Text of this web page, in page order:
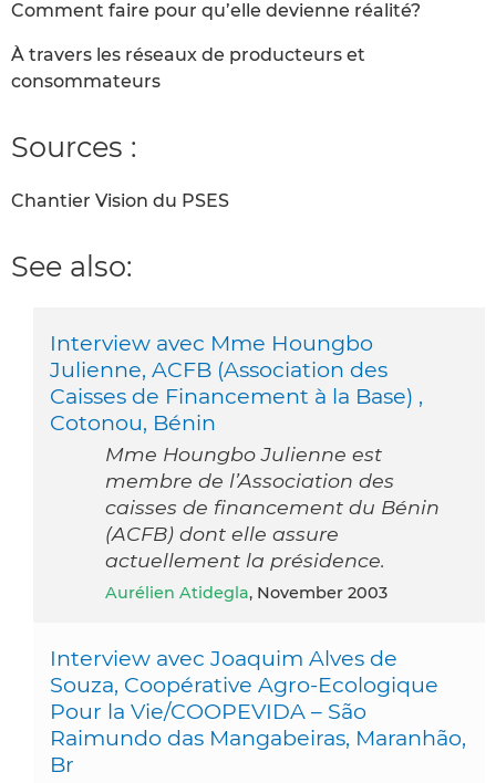
Comment faire pour qu’elle devienne réalité?
À travers les réseaux de producteurs et
consommateurs
Sources :
Chantier Vision du PSES
See also:
Interview avec Mme Houngbo
Julienne, ACFB (Association des
Caisses de Financement à la Base) ,
Cotonou, Bénin
Mme Houngbo Julienne est
membre de l’Association des
caisses de financement du Bénin
(ACFB) dont elle assure
actuellement la présidence.
Aurélien Atidegla, November 2003
Interview avec Joaquim Alves de
Souza, Coopérative Agro-Ecologique
Pour la Vie/COOPEVIDA – São
Raimundo das Mangabeiras, Maranhão,
Br